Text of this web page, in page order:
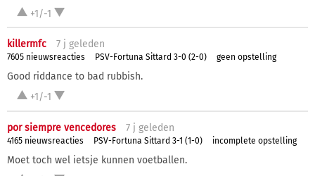
+1/-1
killermfc 7 j geleden
7605 nieuwsreacties PSV-Fortuna Sittard 3-0 (2-0) geen opstelling
Good riddance to bad rubbish.
+1/-1
por siempre vencedores 7 j geleden
4165 nieuwsreacties PSV-Fortuna Sittard 3-1 (1-0) incomplete opstelling
Moet toch wel ietsje kunnen voetballen.